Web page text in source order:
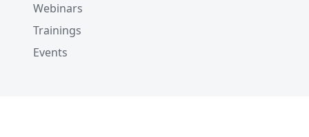
Webinars
Trainings
Events